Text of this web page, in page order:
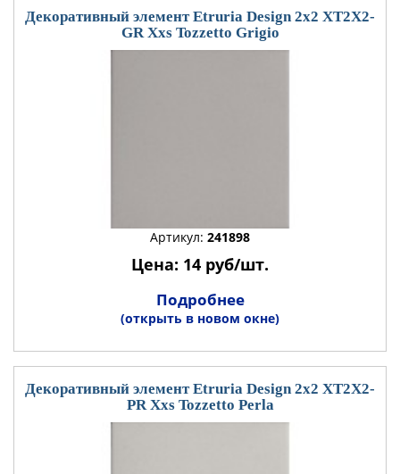
Декоративный элемент Etruria Design 2x2 XT2X2-
GR Xxs Tozzetto Grigio
Артикул: 241898
Цена: 14 руб/шт.
Подробнее
(открыть в новом окне)
Декоративный элемент Etruria Design 2x2 XT2X2-
PR Xxs Tozzetto Perla